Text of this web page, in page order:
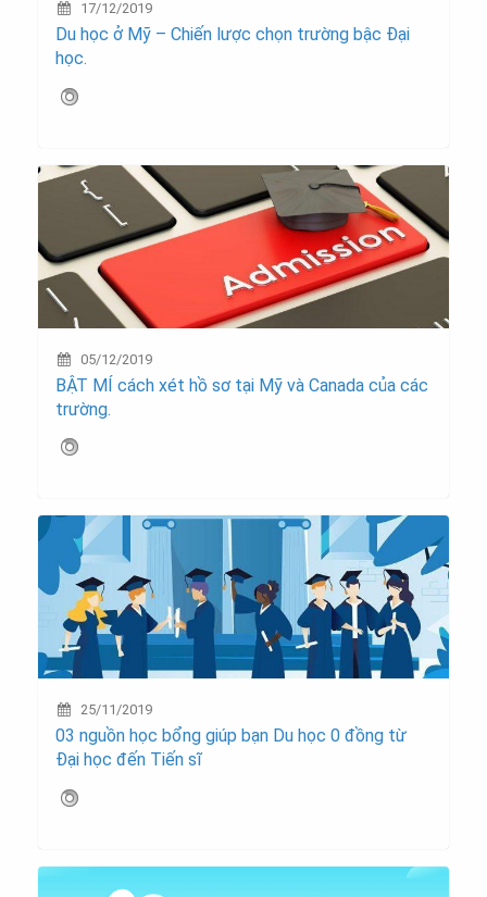
17/12/2019
Du học ở Mỹ – Chiến lược chọn trường bậc Đại
học.
05/12/2019
BẬT MÍ cách xét hồ sơ tại Mỹ và Canada của các
trường.
25/11/2019
03 nguồn học bổng giúp bạn Du học 0 đồng từ
Đại học đến Tiến sĩ